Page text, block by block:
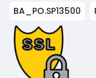
BA_PO.SP13500